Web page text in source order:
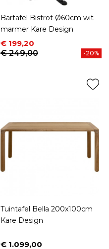
Bartafel Bistrot Ø60cm wit
marmer Kare Design
Prijs
€ 199,20
Normale prijs
€ 249,00
-20%
Tuintafel Bella 200x100cm
Kare Design
€ 1.099,00